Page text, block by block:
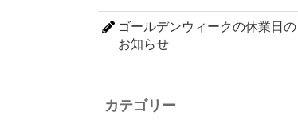
ゴールデンウィークの休業日の
お知らせ
カテゴリー